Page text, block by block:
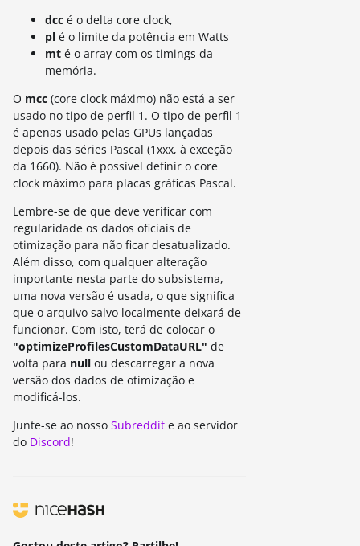
dcc é o delta core clock,
pl é o limite da potência em Watts
mt é o array com os timings da
memória.
O mcc (core clock máximo) não está a ser
usado no tipo de perfil 1. O tipo de perfil 1
é apenas usado pelas GPUs lançadas
depois das séries Pascal (1xxx, à exceção
da 1660). Não é possível definir o core
clock máximo para placas gráficas Pascal.
Lembre-se de que deve verificar com
regularidade os dados oficiais de
otimização para não ficar desatualizado.
Além disso, com qualquer alteração
importante nesta parte do subsistema,
uma nova versão é usada, o que significa
que o arquivo salvo localmente deixará de
funcionar. Com isto, terá de colocar o
"optimizeProfilesCustomDataURL" de
volta para null ou descarregar a nova
versão dos dados de otimização e
modificá-los.
Junte-se ao nosso Subreddit e ao servidor
do Discord!